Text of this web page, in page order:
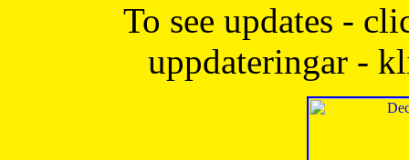
To see updates -
uppdateringar -